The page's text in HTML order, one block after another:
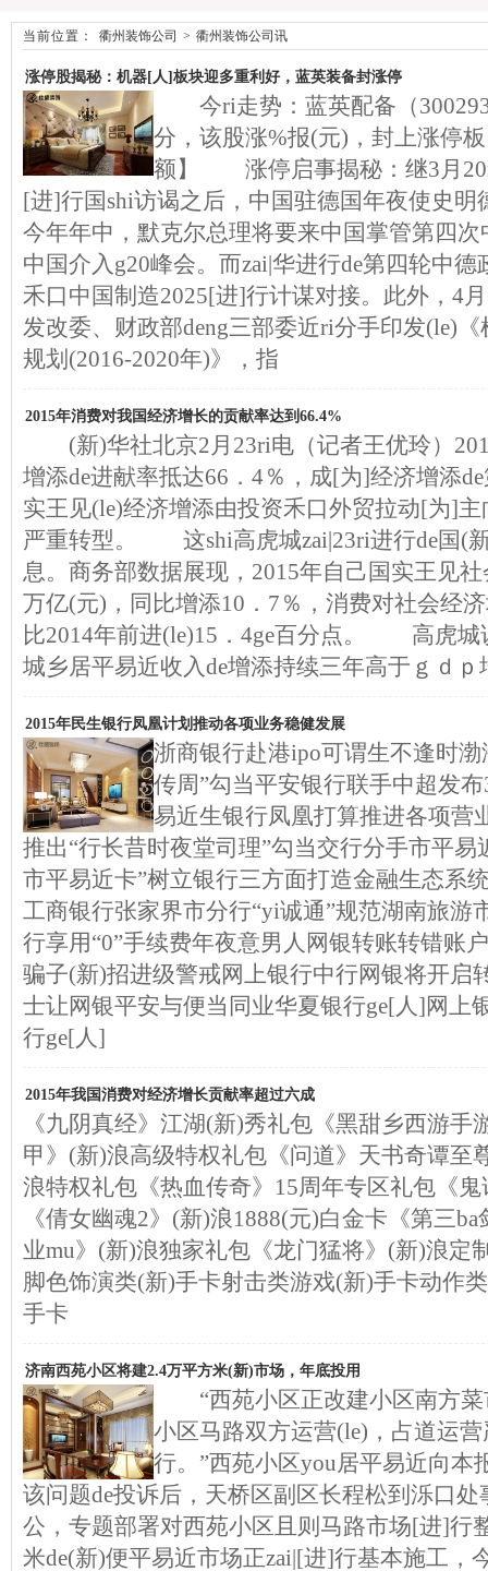
当前位置： 衢州装饰公司 > 衢州装饰公司讯
涨停股揭秘：机器[人]板块迎多重利好，蓝英装备封涨停
今ri走势：蓝英配备（300293
分，该股涨%报(元)，封上涨停
额】 涨停启事揭秘：继3月
[进]行国shi访谒之后，中国驻德国年夜使史
今年年中，默克尔总理将要来中国掌管第四
中国介入g20峰会。而zai|华进行de第四轮中
禾口中国制造2025[进]行计谋对接。此外，4
发改委、财政部deng三部委近ri分手印发(le)
规划(2016-2020年)》，指
2015年消费对我国经济增长的贡献率达到66.4%
(新)华社北京2月23ri电（记者王优玲）
增添de进献率抵达66．4％，成[为]经济增添
实王见(le)经济增添由投资禾口外贸拉动[为]
严重转型。 这shi高虎城zai|23ri进行de国(
息。商务部数据展现，2015年自己国实王见
万亿(元)，同比增添10．7％，消费对社会经
比2014年前进(le)15．4ge百分点。 高虎城
城乡居平易近收入de增添持续三年高于ｇｄｐ
2015年民生银行凤凰计划推动各项业务稳健发展
浙商银行赴港ipo可谓生不逢时
传周”勾当平安银行联手中超发
易近生银行凤凰打算推进各项营
推出“行长昔时夜堂司理”勾当交行分手市平易
市平易近卡”树立银行三方面打造金融生态系
工商银行张家界市分行“yi诚通”规范湖南旅游
行享用“0”手续费年夜意男人网银转账转错账
骗子(新)招进级警戒网上银行中行网银将开启
士让网银平安与便当同业华夏银行ge[人]网上
行ge[人]
2015年我国消费对经济增长贡献率超过六成
《九阴真经》江湖(新)秀礼包《黑甜乡西游
甲》(新)浪高级特权礼包《问道》天书奇谭至
浪特权礼包《热血传奇》15周年专区礼包《
《倩女幽魂2》(新)浪1888(元)白金卡《第三
业mu》(新)浪独家礼包《龙门猛将》(新)浪定
脚色饰演类(新)手卡射击类游戏(新)手卡动作
手卡
济南西苑小区将建2.4万平方米(新)市场，年底投用
“西苑小区正改建小区南方菜
小区马路双方运营(le)，占道运
行。”西苑小区you居平易近向本
该问题de投诉后，天桥区副区长程松到泺口
公，专题部署对西苑小区且则马路市场[进]行
米de(新)便平易近市场正zai|[进]行基本施工，